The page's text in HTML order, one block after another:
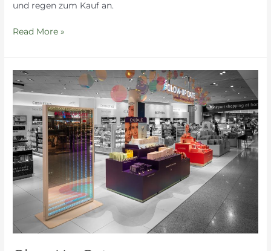
und regen zum Kauf an.
Read More »
Glow-
Up-
Gate